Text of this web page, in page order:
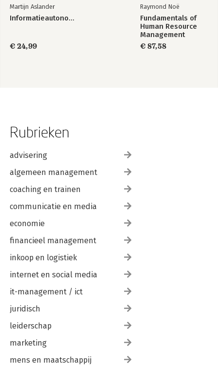
Martijn Aslander
Informatieautonomie
€ 24,99
Raymond Noë
Fundamentals of
Human Resource
Management
€ 87,58
Rubrieken
advisering
algemeen management
coaching en trainen
communicatie en media
economie
financieel management
inkoop en logistiek
internet en social media
it-management / ict
juridisch
leiderschap
marketing
mens en maatschappij